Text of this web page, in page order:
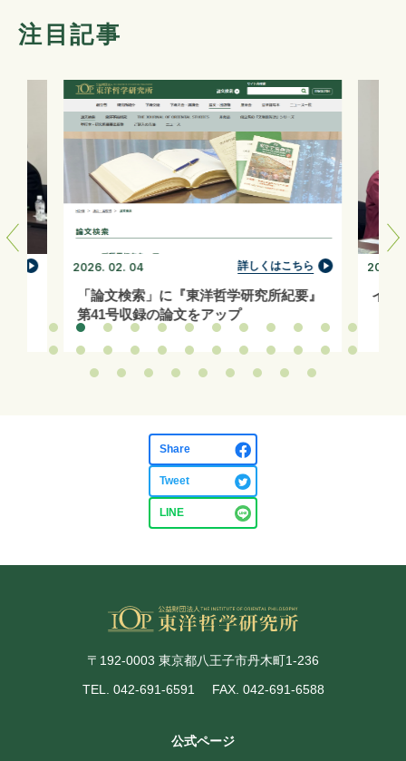
注目記事
2026. 02. 04 詳しくはこちら
「論文検索」に『東洋哲学研究所紀要』
第41号収録の論文をアップ
2026.
イン
Share
Tweet
LINE
〒192-0003 東京都八王子市丹木町1-236
TEL. 042-691-6591
FAX. 042-691-6588
公式ページ